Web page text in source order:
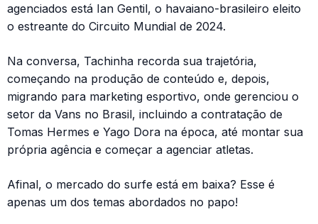
agenciados está Ian Gentil, o havaiano-brasileiro eleito
o estreante do Circuito Mundial de 2024.
Na conversa, Tachinha recorda sua trajetória,
começando na produção de conteúdo e, depois,
migrando para marketing esportivo, onde gerenciou o
setor da Vans no Brasil, incluindo a contratação de
Tomas Hermes e Yago Dora na época, até montar sua
própria agência e começar a agenciar atletas.
Afinal, o mercado do surfe está em baixa? Esse é
apenas um dos temas abordados no papo!